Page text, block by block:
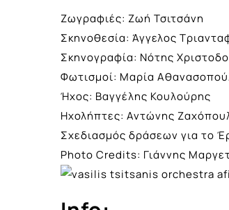
Ζωγραφιές: Ζωή Τσιτσάνη
Σκηνοθεσία: Άγγελος
Σκηνογραφία: Νότης
Φωτισμοί: Μαρία
Ήχος: Βαγγέλης Κουλούρης
Ηχολήπτες: Αντώνης
Σχεδιασμός δράσεων για το
Photo Credits: Γιάννης